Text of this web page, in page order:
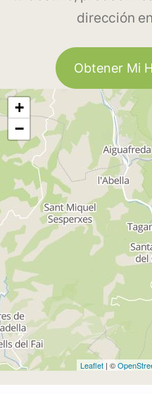
dirección
Obtener Mi
+
−
Leaflet | ©